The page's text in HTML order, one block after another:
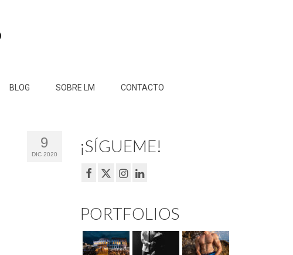
BLOG SOBRE LM CONTACTO
9
DIC 2020 ¡SÍGUEME!
PORTFOLIOS